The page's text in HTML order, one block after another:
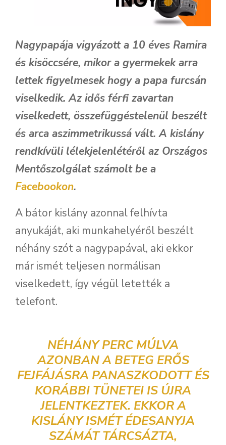
Nagypapája vigyázott a 10 éves Ramira
és kisöccsére, mikor a gyermekek arra
lettek figyelmesek hogy a papa furcsán
viselkedik. Az idős férfi zavartan
viselkedett, összefüggéstelenül beszélt
és arca aszimmetrikussá vált. A kislány
rendkívüli lélekjelenlétéről az Országos
Mentőszolgálat számolt be a
Facebookon.
A bátor kislány azonnal felhívta
anyukáját, aki munkahelyéről beszélt
néhány szót a nagypapával, aki ekkor
már ismét teljesen normálisan
viselkedett, így végül letették a
telefont.
NÉHÁNY PERC MÚLVA
AZONBAN A BETEG ERŐS
FEJFÁJÁSRA PANASZKODOTT ÉS
KORÁBBI TÜNETEI IS ÚJRA
JELENTKEZTEK. EKKOR A
KISLÁNY ISMÉT ÉDESANYJA
SZÁMÁT TÁRCSÁZTA,